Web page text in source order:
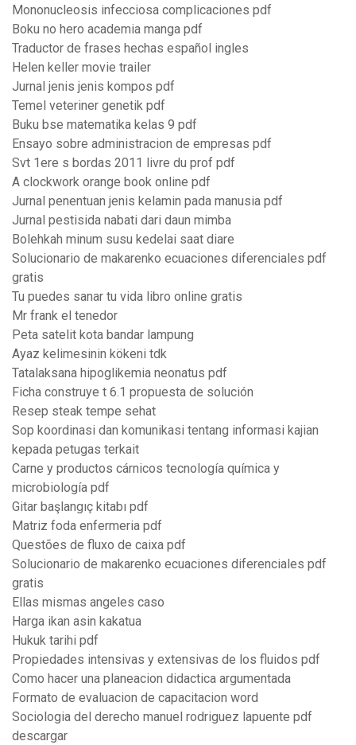
Mononucleosis infecciosa complicaciones pdf
Boku no hero academia manga pdf
Traductor de frases hechas español ingles
Helen keller movie trailer
Jurnal jenis jenis kompos pdf
Temel veteriner genetik pdf
Buku bse matematika kelas 9 pdf
Ensayo sobre administracion de empresas pdf
Svt 1ere s bordas 2011 livre du prof pdf
A clockwork orange book online pdf
Jurnal penentuan jenis kelamin pada manusia pdf
Jurnal pestisida nabati dari daun mimba
Bolehkah minum susu kedelai saat diare
Solucionario de makarenko ecuaciones diferenciales pdf
gratis
Tu puedes sanar tu vida libro online gratis
Mr frank el tenedor
Peta satelit kota bandar lampung
Ayaz kelimesinin kökeni tdk
Tatalaksana hipoglikemia neonatus pdf
Ficha construye t 6.1 propuesta de solución
Resep steak tempe sehat
Sop koordinasi dan komunikasi tentang informasi kajian
kepada petugas terkait
Carne y productos cárnicos tecnología química y
microbiología pdf
Gitar başlangıç kitabı pdf
Matriz foda enfermeria pdf
Questões de fluxo de caixa pdf
Solucionario de makarenko ecuaciones diferenciales pdf
gratis
Ellas mismas angeles caso
Harga ikan asin kakatua
Hukuk tarihi pdf
Propiedades intensivas y extensivas de los fluidos pdf
Como hacer una planeacion didactica argumentada
Formato de evaluacion de capacitacion word
Sociologia del derecho manuel rodriguez lapuente pdf
descargar